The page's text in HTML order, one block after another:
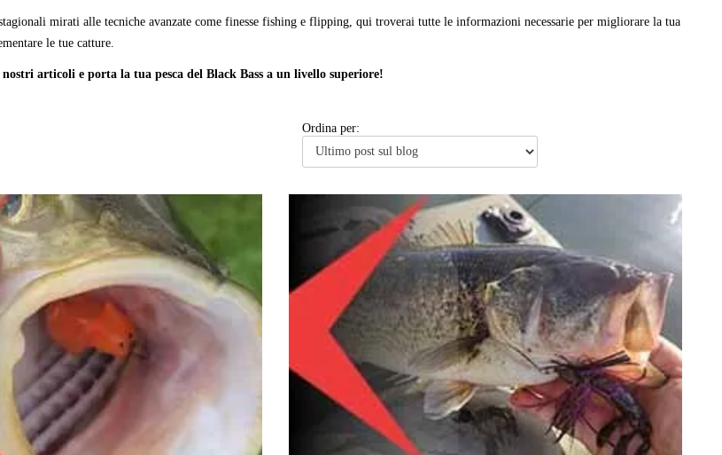
mirati alle tecniche avanzate come finesse fishing e flipping, qui troverai tutte le informazioni necessarie per migliorare la tua
le tue catture.
articoli e porta la tua pesca del Black Bass a un livello superiore!
Ordina per: